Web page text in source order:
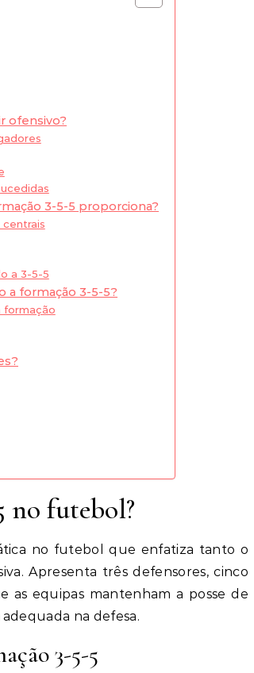
ofensivo?
3-5-5 proporciona?
a 3-5-5
a formação 3-5-5?
formação
no futebol?
no futebol que enfatiza tanto o
Apresenta três defensores, cinco
as equipas mantenham a posse de
na defesa.
3-5-5